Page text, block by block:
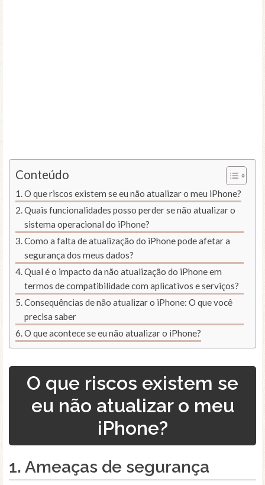
Conteúdo
O que riscos existem se eu não atualizar o meu iPhone?
Quais funcionalidades posso perder se não atualizar o
sistema operacional do iPhone?
Como a falta de atualização do iPhone pode afetar a
segurança dos meus dados?
Qual é o impacto da não atualização do iPhone em
termos de compatibilidade com aplicativos e serviços?
Consequências de não atualizar o iPhone: O que você
precisa saber
O que acontece se eu não atualizar o iPhone?
O que riscos existem se
eu não atualizar o meu
iPhone?
1. Ameaças de segurança